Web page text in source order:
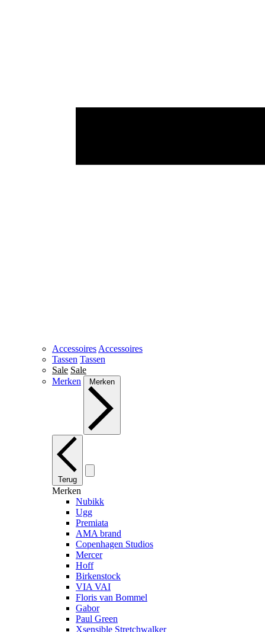
Accessoires Accessoires
Tassen Tassen
Sale Sale
Merken
Merken
Terug
Merken
Nubikk
Ugg
Premiata
AMA brand
Copenhagen Studios
Mercer
Hoff
Birkenstock
VIA VAI
Floris van Bommel
Gabor
Paul Green
Xsensible Stretchwalker